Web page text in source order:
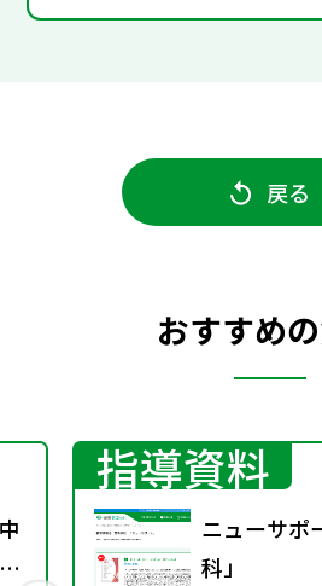
戻る
おすすめ
指導資料
ニューサポ
科」